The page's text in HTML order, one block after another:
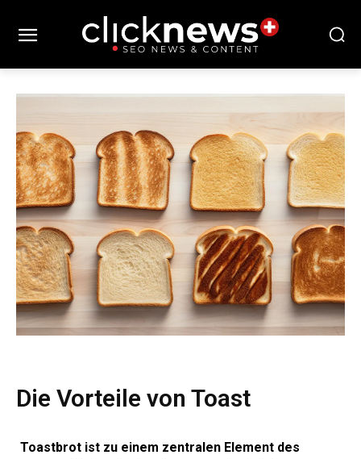
Die Vorteile von Toast
Toastbrot ist zu einem zentralen Element des